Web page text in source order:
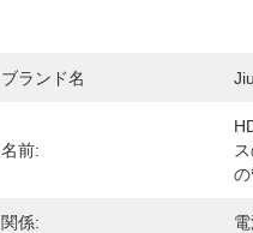
ブランド名
名前:
関係: